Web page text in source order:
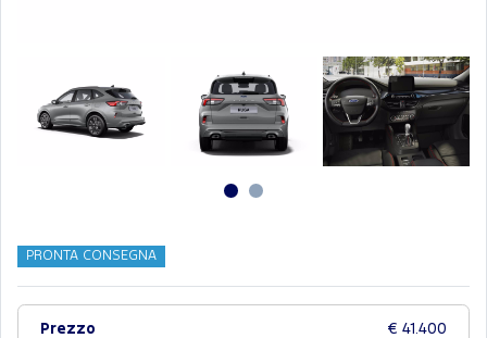
PRONTA CONSEGNA
Prezzo € 41.400